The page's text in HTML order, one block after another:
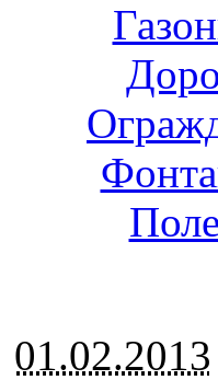
01.02.2013